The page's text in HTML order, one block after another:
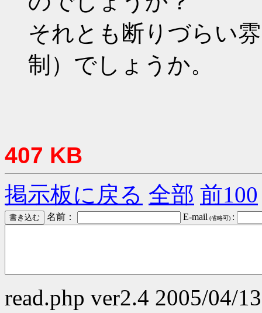
それとも断りづらい
制）でしょうか。
407 KB
掲示板に戻る 全部 前100
名前： E-mail (省略可) :
read.php ver2.4 2005/04/13